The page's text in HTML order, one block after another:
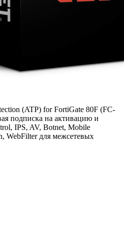
(ATP) for FortiGate 80F (FC-
подписка на активацию и
IPS, AV, Botnet, Mobile
WebFilter для межсетевых